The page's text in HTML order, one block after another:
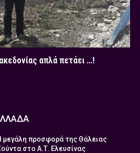
απλά πετάει …!
μεγάλη προσφορά της Θάλειας
στο Α.Τ. Ελευσίνας